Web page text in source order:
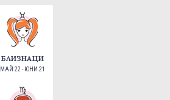
БЛИЗНАЦИ
МАЙ 22 - ЮНИ 21